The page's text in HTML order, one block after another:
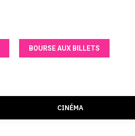
BOURSE AUX BILLETS
CINÉMA